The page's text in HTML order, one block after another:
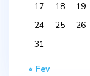
17
18 19
24
25 26
31
« Fev